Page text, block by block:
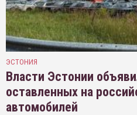
ЭСТОНИЯ
Власти Эстонии
оставленных на
автомобилей